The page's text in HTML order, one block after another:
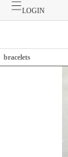
LOGIN
bracelets